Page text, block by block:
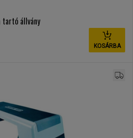
tartó állvány
KOSÁRBA